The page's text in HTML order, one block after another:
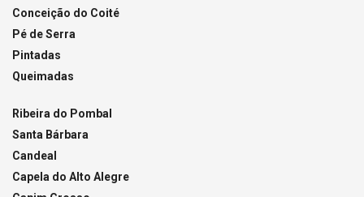
Conceição do Coité
Pé de Serra
Pintadas
Queimadas
Ribeira do Pombal
Santa Bárbara
Candeal
Capela do Alto Alegre